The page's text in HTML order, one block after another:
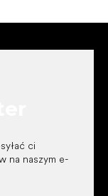
ci
na naszym e-